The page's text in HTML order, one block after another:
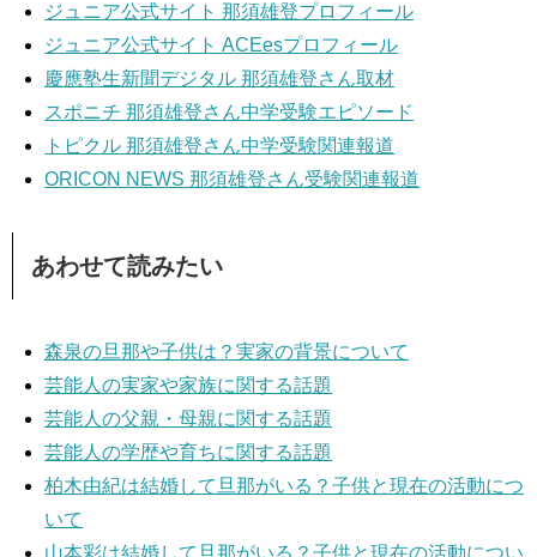
ジュニア公式サイト 那須雄登プロフィール
ジュニア公式サイト ACEesプロフィール
慶應塾生新聞デジタル 那須雄登さん取材
スポニチ 那須雄登さん中学受験エピソード
トピクル 那須雄登さん中学受験関連報道
ORICON NEWS 那須雄登さん受験関連報道
あわせて読みたい
森泉の旦那や子供は？実家の背景について
芸能人の実家や家族に関する話題
芸能人の父親・母親に関する話題
芸能人の学歴や育ちに関する話題
柏木由紀は結婚して旦那がいる？子供と現在の活動につ
いて